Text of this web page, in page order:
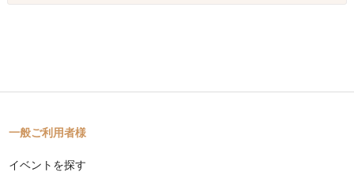
一般ご利用者様
イベントを探す